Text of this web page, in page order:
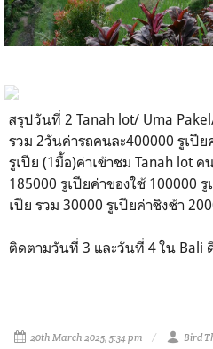
สรุปวันที่ 2 Tanah lot/ Uma
รวม 2วันค่ารถคนละ400000 รูเปี
รูเปีย (1มื้อ)ค่าเข้าชม Tanah lot
185000 รูเปียค่าของใช้ 100000
เปีย รวม 30000 รูเปียค่าชิงช้า
ติดตามวันที่ 3 และวันที่ 4 ใน Bali
20th March 2025, 5:34 pm Bird